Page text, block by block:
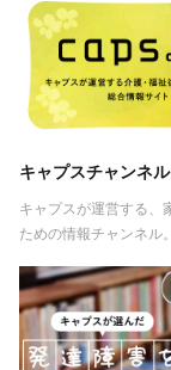
キャプスチャンネル
キャプスが運営する、
ための情報チャンネル。